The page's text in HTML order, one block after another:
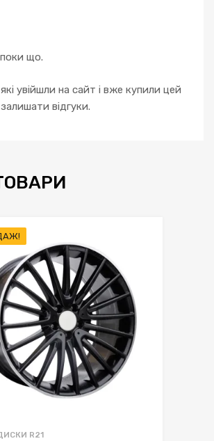
поки що.
увійшли на сайт і вже купили цей
відгуки.
R21